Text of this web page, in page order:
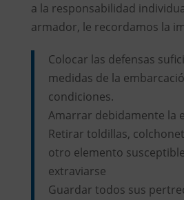
a la responsabilidad
armador, le recordamos la
Colocar las defensas
medidas de la
condiciones.
Amarrar debidamente la
Retirar toldillas,
otro elemento
extraviarse
Guardar todos sus